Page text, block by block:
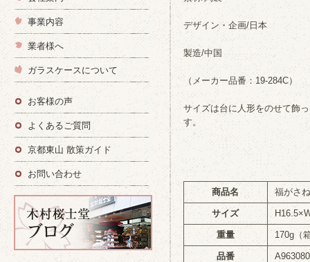
デザイン・企画/日本
製造/中国
（メーカー品番：19-284C）
サイズは台に人形をのせて飾
す。
商品名 福がさ
サイズ
重量 170g（
品番 A963080
事業内容
業者様へ
ガラスケースについて
お客様の声
よくあるご質問
京都東山 散策ガイド
お問い合わせ